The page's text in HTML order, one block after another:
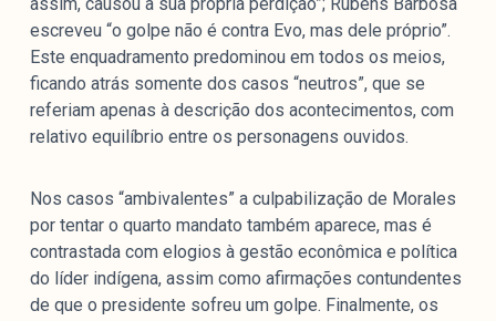
escreveu “o golpe não é contra Evo, mas dele próprio”.
Este enquadramento predominou em todos os meios,
ficando atrás somente dos casos “neutros”, que se
referiam apenas à descrição dos acontecimentos, com
relativo equilíbrio entre os personagens ouvidos.
Nos casos “ambivalentes” a culpabilização de Morales
por tentar o quarto mandato também aparece, mas é
contrastada com elogios à gestão econômica e política
do líder indígena, assim como afirmações contundentes
de que o presidente sofreu um golpe. Finalmente, os